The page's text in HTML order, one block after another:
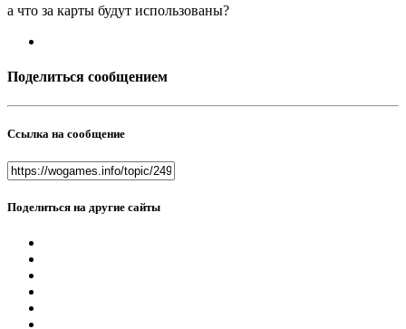
а что за карты будут использованы?
Поделиться сообщением
Ссылка на сообщение
Поделиться на другие сайты